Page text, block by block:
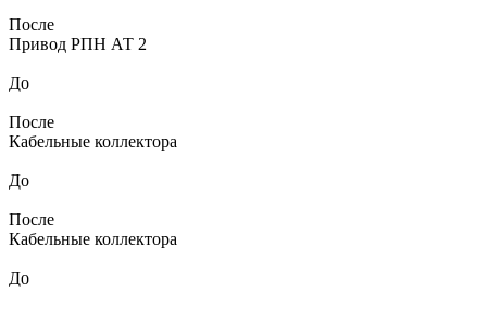
После
Привод РПН АТ 2
До
После
Кабельные коллектора
До
После
Кабельные коллектора
До